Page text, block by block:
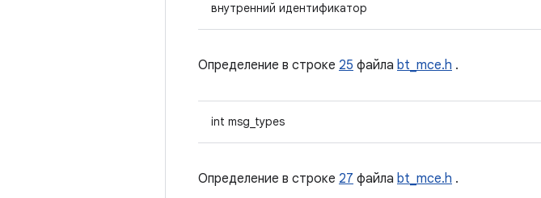
внутренний идентификатор
Определение в строке 25 файла bt_mce.h .
int msg_types
Определение в строке 27 файла bt_mce.h .